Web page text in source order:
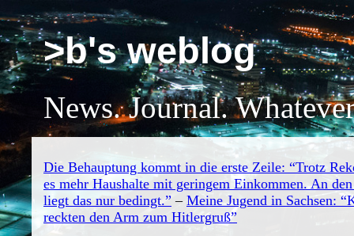
>b's weblog
News. Journal.
Die Behauptung kommt in die erste Zeile: “Trotz
es mehr Haushalte mit geringem Einkommen. An
liegt das nur bedingt.” – Meine Jugend in Sachsen:
reckten den Arm zum Hitlergruß”